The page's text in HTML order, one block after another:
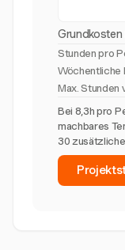
Grundkosten
Stunden pro
Wöchentliche
Max. Stunden
Bei 8,3h pro
machbares
30